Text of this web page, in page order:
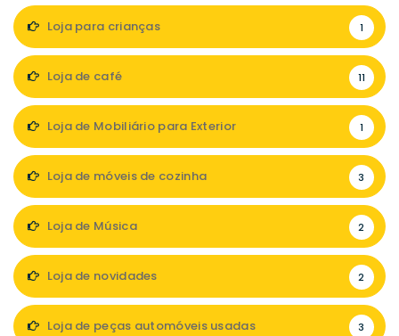
Loja para crianças 1
Loja de café 11
Loja de Mobiliário para Exterior 1
Loja de móveis de cozinha 3
Loja de Música 2
Loja de novidades 2
Loja de peças automóveis usadas 3